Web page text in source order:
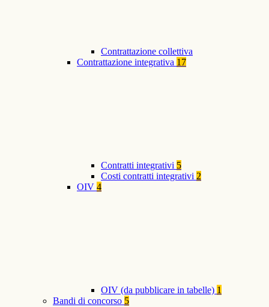
Contrattazione collettiva
Contrattazione integrativa 17
Contratti integrativi 5
Costi contratti integrativi 2
OIV 4
OIV (da pubblicare in tabelle) 1
Bandi di concorso 5